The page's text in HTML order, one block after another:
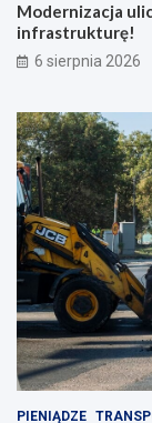
Modernizacja
infrastrukturę!
6 sierpnia 2026
PIENIĄDZE